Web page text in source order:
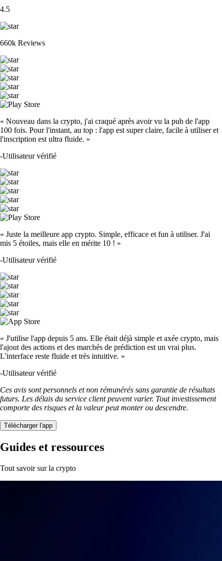
4.5
660k Reviews
« Nouveau dans la crypto, j'ai craqué après avoir vu la pub de l'app
100 fois. Pour l'instant, au top : l'app est super claire, facile à utiliser et
l'inscription est ultra fluide. »
-Utilisateur vérifié
« Juste la meilleure app crypto. Simple, efficace et fun à utiliser. J'ai
mis 5 étoiles, mais elle en mérite 10 ! »
-Utilisateur vérifié
« J'utilise l'app depuis 5 ans. Elle était déjà simple et axée crypto, mais
l'ajout des actions et des marchés de prédiction est un vrai plus.
L'interface reste fluide et très intuitive. »
-Utilisateur vérifié
Ces avis sont personnels et non rémunérés sans garantie de résultats
futurs. Les délais du service client peuvent varier. Tout investissement
comporte des risques et la valeur peut monter ou descendre.
Télécharger l'app
Guides et ressources
Tout savoir sur la crypto